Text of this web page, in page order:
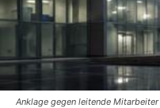
Anklage gegen leitende